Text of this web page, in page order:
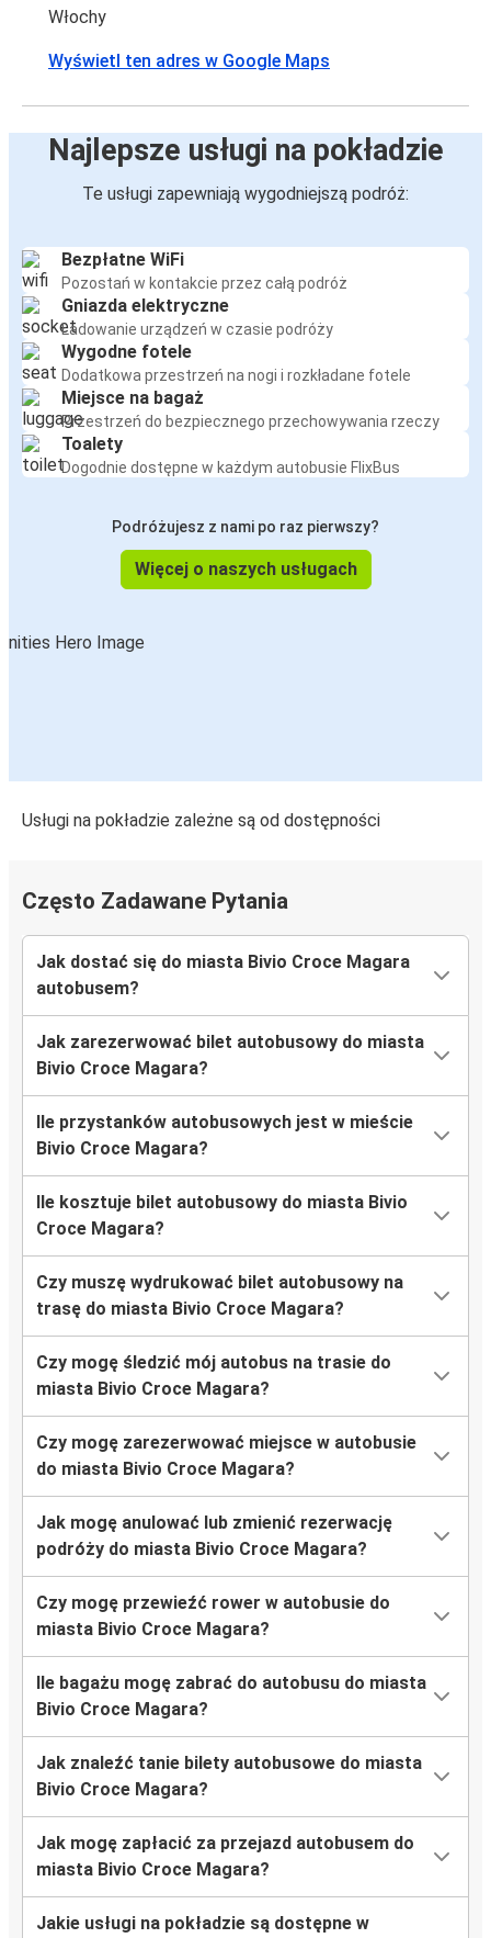
Włochy
Wyświetl ten adres w Google Maps
Najlepsze usługi na pokładzie
Te usługi zapewniają wygodniejszą podróż:
Bezpłatne WiFi
Pozostań w kontakcie przez całą podróż
Gniazda elektryczne
Ładowanie urządzeń w czasie podróży
Wygodne fotele
Dodatkowa przestrzeń na nogi i rozkładane fotele
Miejsce na bagaż
Przestrzeń do bezpiecznego przechowywania rzeczy
Toalety
Dogodnie dostępne w każdym autobusie FlixBus
Podróżujesz z nami po raz pierwszy?
Więcej o naszych usługach
Usługi na pokładzie zależne są od dostępności
Często Zadawane Pytania
Jak dostać się do miasta Bivio Croce Magara
autobusem?
Jak zarezerwować bilet autobusowy do miasta
Bivio Croce Magara?
Ile przystanków autobusowych jest w mieście
Bivio Croce Magara?
Ile kosztuje bilet autobusowy do miasta Bivio
Croce Magara?
Czy muszę wydrukować bilet autobusowy na
trasę do miasta Bivio Croce Magara?
Czy mogę śledzić mój autobus na trasie do
miasta Bivio Croce Magara?
Czy mogę zarezerwować miejsce w autobusie
do miasta Bivio Croce Magara?
Jak mogę anulować lub zmienić rezerwację
podróży do miasta Bivio Croce Magara?
Czy mogę przewieźć rower w autobusie do
miasta Bivio Croce Magara?
Ile bagażu mogę zabrać do autobusu do miasta
Bivio Croce Magara?
Jak znaleźć tanie bilety autobusowe do miasta
Bivio Croce Magara?
Jak mogę zapłacić za przejazd autobusem do
miasta Bivio Croce Magara?
Jakie usługi na pokładzie są dostępne w